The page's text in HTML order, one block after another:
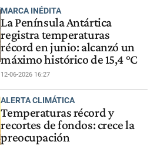
MARCA INÉDITA
La Península Antártica
registra temperaturas
récord en junio: alcanzó un
máximo histórico de 15,4 °C
12-06-2026 16:27
ALERTA CLIMÁTICA
Temperaturas récord y
recortes de fondos: crece la
preocupación